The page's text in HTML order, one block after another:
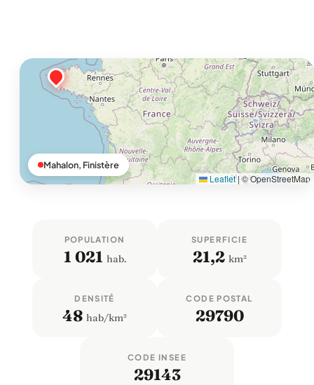
Leaflet |© OpenStreetMap
Mahalon, Finistère
POPULATION
1 021 hab.
SUPERFICIE
21,2 km²
DENSITÉ
48 hab/km²
CODE POSTAL
29790
CODE INSEE
29143